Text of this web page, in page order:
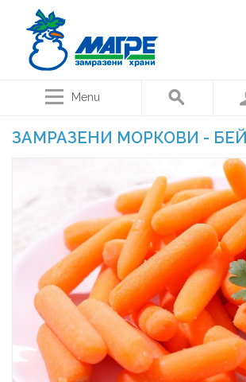
Menu
ЗАМРАЗЕНИ МОРКОВИ -